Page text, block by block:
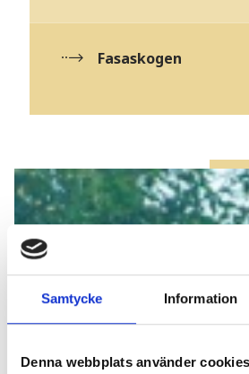
Samtycke Information
Denna webbplats använder cookies
Fasaskogen